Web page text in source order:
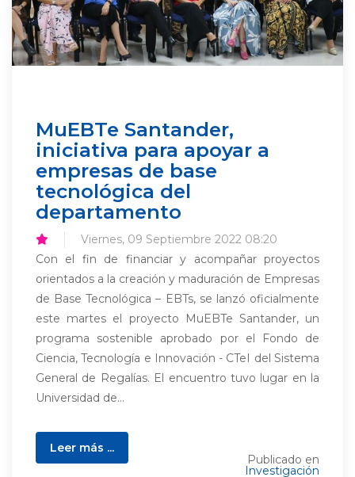
MuEBTe Santander,
iniciativa para apoyar a
empresas de base
tecnológica del
departamento
Viernes, 09 Septiembre 2022 08:20
Con el fin de financiar y acompañar proyectos
orientados a la creación y maduración de Empresas
de Base Tecnológica – EBTs, se lanzó oficialmente
este martes el proyecto MuEBTe Santander, un
programa sostenible aprobado por el Fondo de
Ciencia, Tecnología e Innovación - CTeI del Sistema
General de Regalías. El encuentro tuvo lugar en la
Universidad de...
Leer más ...
Publicado en
Investigación